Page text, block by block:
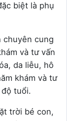
biệt là phụ
chuyên cung
và tư vấn
da liễu, hô
khám và tư
tuổi.
trời bé con,